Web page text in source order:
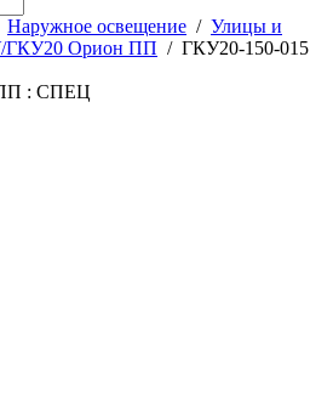
Наружное освещение / Улицы и
Орион ПП / ГКУ20-150-015
ПП : СПЕЦ